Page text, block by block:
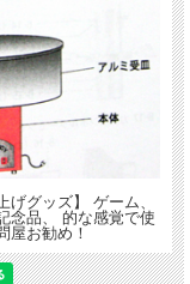
げグッズ】 ゲーム、
念品、 的な感覚で使
屋お勧め！